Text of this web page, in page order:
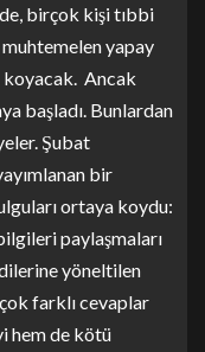
birçok kişi tıbbi
yapay
koyacak. Ancak
başladı. Bunlardan
Şubat
bir
ortaya koydu:
paylaşmaları
yöneltilen
farklı cevaplar
hem de kötü